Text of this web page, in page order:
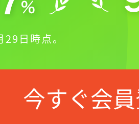
日時点。
今すぐ会